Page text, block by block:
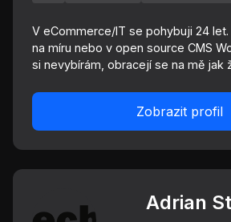
V eCommerce/IT se pohybuji 24
na míru nebo v open source CMS
si nevybírám, obracejí se na mě jak
Zobrazit profil
Adrian